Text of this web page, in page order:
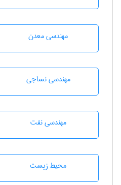
مهندسی معدن
مهندسي نساجی
مهندسی نفت
محيط زيست